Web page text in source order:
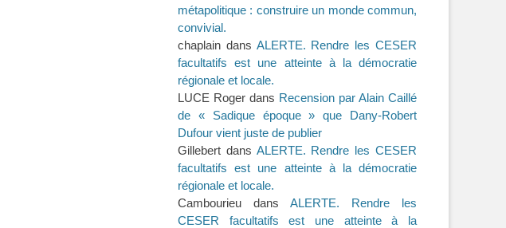
métapolitique : construire un monde commun,
convivial.
chaplain dans ALERTE. Rendre les CESER
facultatifs est une atteinte à la démocratie
régionale et locale.
LUCE Roger dans Recension par Alain Caillé
de « Sadique époque » que Dany-Robert
Dufour vient juste de publier
Gillebert dans ALERTE. Rendre les CESER
facultatifs est une atteinte à la démocratie
régionale et locale.
Cambourieu dans ALERTE. Rendre les
CESER facultatifs est une atteinte à la